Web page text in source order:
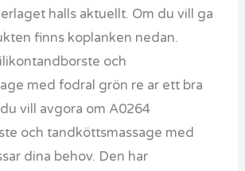
halls aktuellt. Om du vill ga
finns koplanken nedan.
och
med fodral grön re ar ett bra
vill avgora om A0264
och tandköttsmassage med
dina behov. Den har